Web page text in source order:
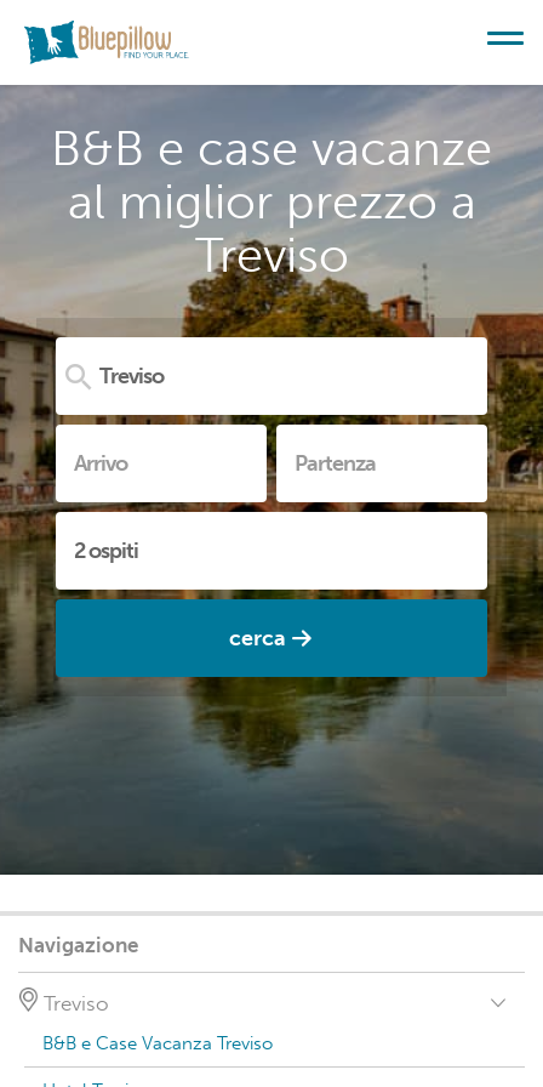
B&B e case vacanze
al miglior prezzo a
Treviso
cerca
Navigazione
Treviso
B&B e Case Vacanza Treviso